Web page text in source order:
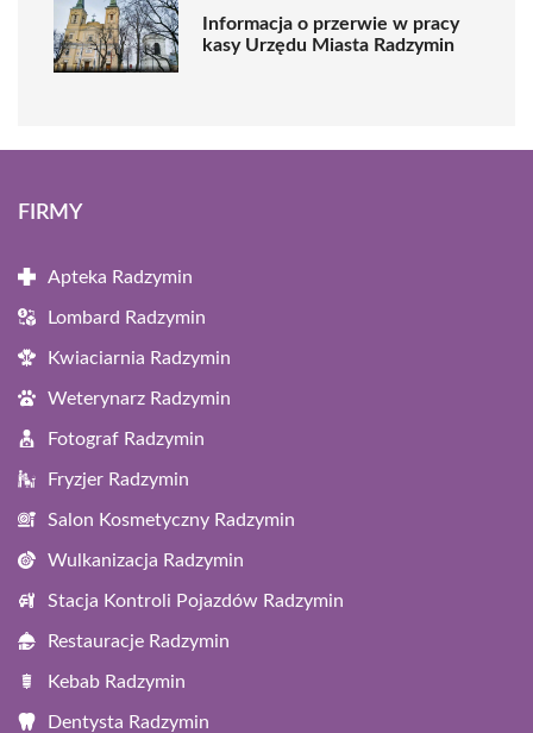
Informacja o przerwie w pracy
kasy Urzędu Miasta Radzymin
FIRMY
Apteka Radzymin
Lombard Radzymin
Kwiaciarnia Radzymin
Weterynarz Radzymin
Fotograf Radzymin
Fryzjer Radzymin
Salon Kosmetyczny Radzymin
Wulkanizacja Radzymin
Stacja Kontroli Pojazdów Radzymin
Restauracje Radzymin
Kebab Radzymin
Dentysta Radzymin